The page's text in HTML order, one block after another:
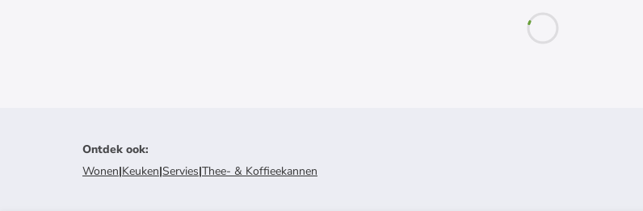
Ontdek ook:
Wonen|Keuken|Servies|Thee- & Koffieekannen